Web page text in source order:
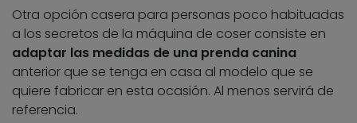
Otra opción casera para personas poco habituadas
a los secretos de la máquina de coser consiste en
adaptar las medidas de una prenda canina
anterior que se tenga en casa al modelo que se
quiere fabricar en esta ocasión. Al menos servirá de
referencia.